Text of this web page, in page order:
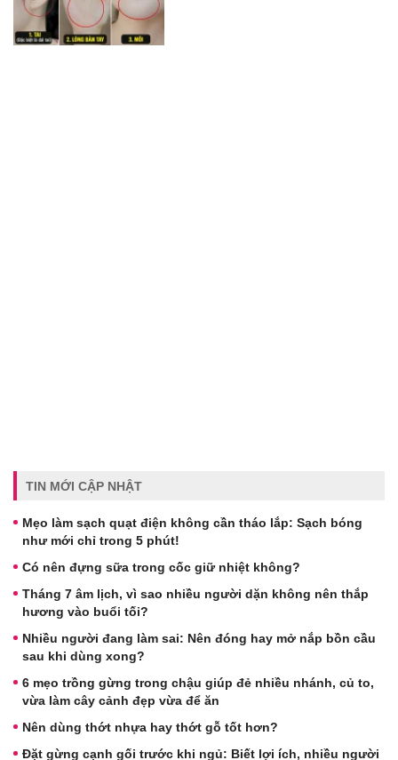
TIN MỚI CẬP NHẬT
Mẹo làm sạch quạt điện không cần tháo lắp: Sạch bóng
như mới chỉ trong 5 phút!
Có nên đựng sữa trong cốc giữ nhiệt không?
Tháng 7 âm lịch, vì sao nhiều người dặn không nên thắp
hương vào buổi tối?
Nhiều người đang làm sai: Nên đóng hay mở nắp bồn cầu
sau khi dùng xong?
6 mẹo trồng gừng trong chậu giúp đẻ nhiều nhánh, củ to,
vừa làm cây cảnh đẹp vừa để ăn
Nên dùng thớt nhựa hay thớt gỗ tốt hơn?
Đặt gừng cạnh gối trước khi ngủ: Biết lợi ích, nhiều người